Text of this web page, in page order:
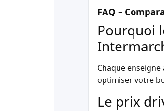
FAQ –
Pourquoi
Chaque enseigne
optimiser votre
Le prix